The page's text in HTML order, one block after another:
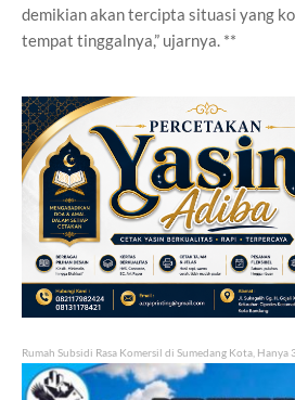
demikian akan tercipta situasi yang
tempat tinggalnya,” ujarnya. **
Rumah Subsidi Rasa Komersil di Sumedang Kota, Hanya